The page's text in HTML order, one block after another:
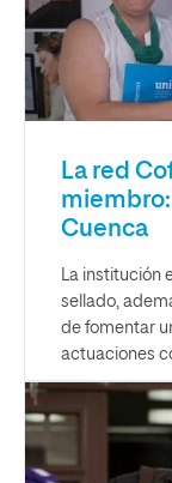
La red
Cuenca
La institución
sellado,
de fomentar
actuaciones